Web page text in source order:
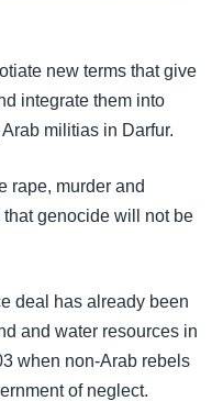
new terms that give
integrate them into
militias in Darfur.
rape, murder and
genocide will not be
deal has already been
and water resources in
when non-Arab rebels
of neglect.